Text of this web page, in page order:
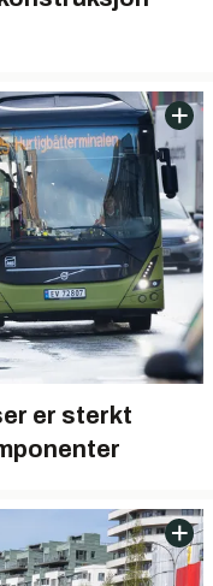
er sterkt